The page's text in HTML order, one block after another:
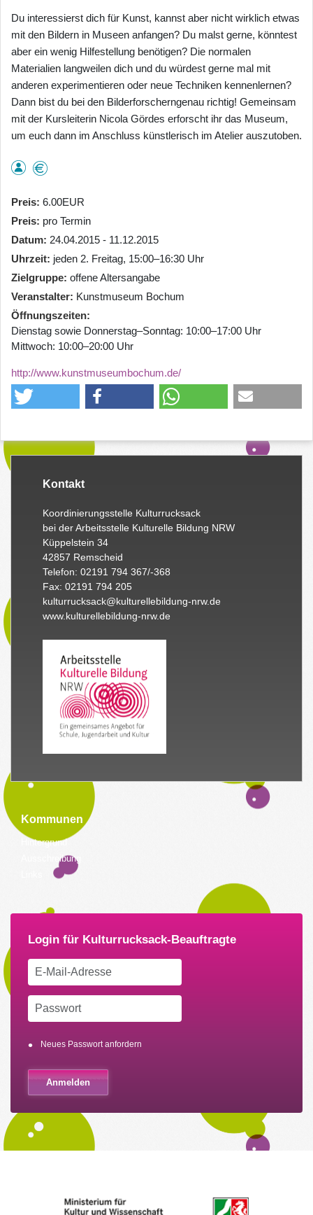
Du interessierst dich für Kunst, kannst aber nicht wirklich etwas
mit den Bildern in Museen anfangen? Du malst gerne, könntest
aber ein wenig Hilfestellung benötigen? Die normalen
Materialien langweilen dich und du würdest gerne mal mit
anderen experimentieren oder neue Techniken kennenlernen?
Dann bist du bei den Bilderforscherngenau richtig! Gemeinsam
mit der Kursleiterin Nicola Gördes erforscht ihr das Museum,
um euch dann im Anschluss künstlerisch im Atelier auszutoben.
Preis 6.00EUR
Preis pro Termin
Datum 24.04.2015 - 11.12.2015
Uhrzeit jeden 2. Freitag, 15:00–16:30 Uhr
Zielgruppe offene Altersangabe
Veranstalter Kunstmuseum Bochum
Öffnungszeiten
Dienstag sowie Donnerstag–Sonntag: 10:00–17:00 Uhr
Mittwoch: 10:00–20:00 Uhr
http://www.kunstmuseumbochum.de/
Kontakt
Koordinierungsstelle Kulturrucksack
bei der Arbeitsstelle Kulturelle Bildung NRW
Küppelstein 34
42857 Remscheid
Telefon: 02191 794 367/-368
Fax: 02191 794 205
kulturrucksack@kulturellebildung-nrw.de
www.kulturellebildung-nrw.de
Kommunen
Hintergrund
Ausschreibung
Neues Passwort anfordern